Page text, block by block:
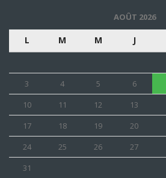
AOÛT 2026
L M M J
3
4 5 6
10
11 12 13
17
18 19 20
24
25 26 27
31